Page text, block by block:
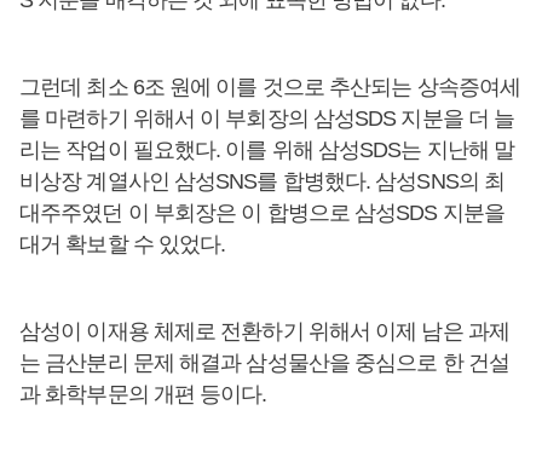
그런데 최소 6조 원에 이를 것으로 추산되는 상속증여세
를 마련하기 위해서 이 부회장의 삼성SDS 지분을 더 늘
리는 작업이 필요했다. 이를 위해 삼성SDS는 지난해 말
비상장 계열사인 삼성SNS를 합병했다. 삼성SNS의 최
대주주였던 이 부회장은 이 합병으로 삼성SDS 지분을
대거 확보할 수 있었다.
삼성이 이재용 체제로 전환하기 위해서 이제 남은 과제
는 금산분리 문제 해결과 삼성물산을 중심으로 한 건설
과 화학부문의 개편 등이다.